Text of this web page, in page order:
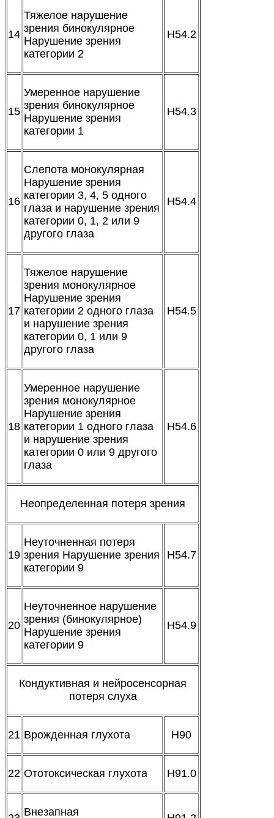
14
Тяжелое нарушение
зрения бинокулярное
Нарушение зрения
категории 2
H54.2
15
Умеренное нарушение
зрения бинокулярное
Нарушение зрения
категории 1
H54.3
16
Слепота монокулярная
Нарушение зрения
категории 3, 4, 5 одного
глаза и нарушение зрения
категории 0, 1, 2 или 9
другого глаза
H54.4
17
Тяжелое нарушение
зрения монокулярное
Нарушение зрения
категории 2 одного глаза
и нарушение зрения
категории 0, 1 или 9
другого глаза
H54.5
18
Умеренное нарушение
зрения монокулярное
Нарушение зрения
категории 1 одного глаза
и нарушение зрения
категории 0 или 9 другого
глаза
H54.6
Неопределенная потеря зрения
19
Неуточненная потеря
зрения Нарушение зрения
категории 9
H54.7
20
Неуточненное нарушение
зрения (бинокулярное)
Нарушение зрения
категории 9
H54.9
Кондуктивная и нейросенсорная
потеря слуха
21 Врожденная глухота H90
22 Ототоксическая глухота H91.0
Внезапная